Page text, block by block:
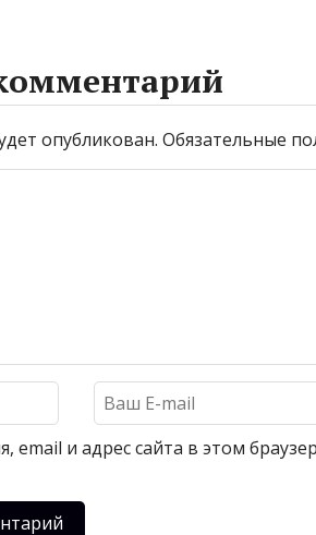
опубликован. Обязательные
email и адрес сайта в этом